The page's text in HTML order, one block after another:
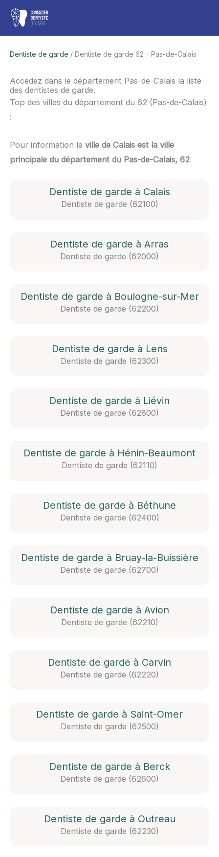
Aller
contenu
Dentiste de garde / Dentiste de garde 62 – Pas-de-Calais
Accédez dans le département Pas-de-Calais la liste
des dentistes de garde.
Top des villes du département du 62 (Pas-de-Calais)
:
Pour information la ville de Calais est la ville
principale du département du Pas-de-Calais, 62
Dentiste de garde à Calais
Dentiste de garde (62100)
Dentiste de garde à Arras
Dentiste de garde (62000)
Dentiste de garde à Boulogne-sur-Mer
Dentiste de garde (62200)
Dentiste de garde à Lens
Dentiste de garde (62300)
Dentiste de garde à Liévin
Dentiste de garde (62800)
Dentiste de garde à Hénin-Beaumont
Dentiste de garde (62110)
Dentiste de garde à Béthune
Dentiste de garde (62400)
Dentiste de garde à Bruay-la-Buissière
Dentiste de garde (62700)
Dentiste de garde à Avion
Dentiste de garde (62210)
Dentiste de garde à Carvin
Dentiste de garde (62220)
Dentiste de garde à Saint-Omer
Dentiste de garde (62500)
Dentiste de garde à Berck
Dentiste de garde (62600)
Dentiste de garde à Outreau
Dentiste de garde (62230)